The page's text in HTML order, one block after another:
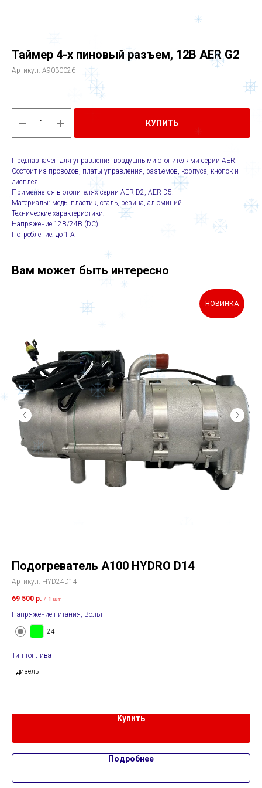
Таймер 4-х пиновый разъем, 12В AER G2
Артикул: A9030026
КУПИТЬ
Предназначен для управления воздушными отопителями серии AER.
Состоит из проводов, платы управления, разъемов, корпуса, кнопок и
дисплея.
Применяется в отопителях серии AER D2, AER D5.
Материалы: медь, пластик, сталь, резина, алюминий
Технические характеристики:
Напряжение 12В/24В (DC)
Потребление: до 1 А
Вам может быть интересно
НОВИНКА
Подогреватель A100 HYDRO D14
Артикул: HYD24D14
69 500 р. / 1 шт
Напряжение питания, Вольт
24
Тип топлива
дизель
Купить
Подробнее